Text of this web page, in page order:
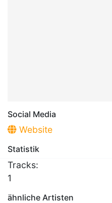
Social Media
Website
Statistik
Tracks:
1
ähnliche Artisten